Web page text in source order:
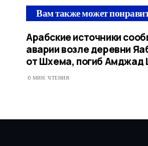
Вам также может
Арабские источники
аварии возле деревни
от Шхема, погиб Амджад
0 МИН. ЧТЕНИЯ